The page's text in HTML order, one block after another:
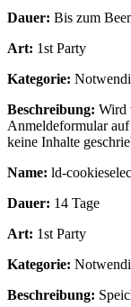
Dauer: Bis zum
Art: 1st Party
Kategorie:
Beschreibung: Wird
Anmeldeformular
keine Inhalte
Name: ld-
Dauer: 14 Tage
Art: 1st Party
Kategorie:
Beschreibung: